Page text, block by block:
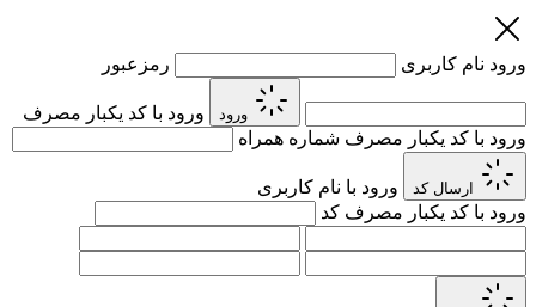
ورود نام کاربری رمزعبور
ورود
ورود با کد یکبار مصرف
ورود با کد یکبار مصرف شماره همراه
ارسال کد
ورود با نام کاربری
ورود با کد یکبار مصرف کد